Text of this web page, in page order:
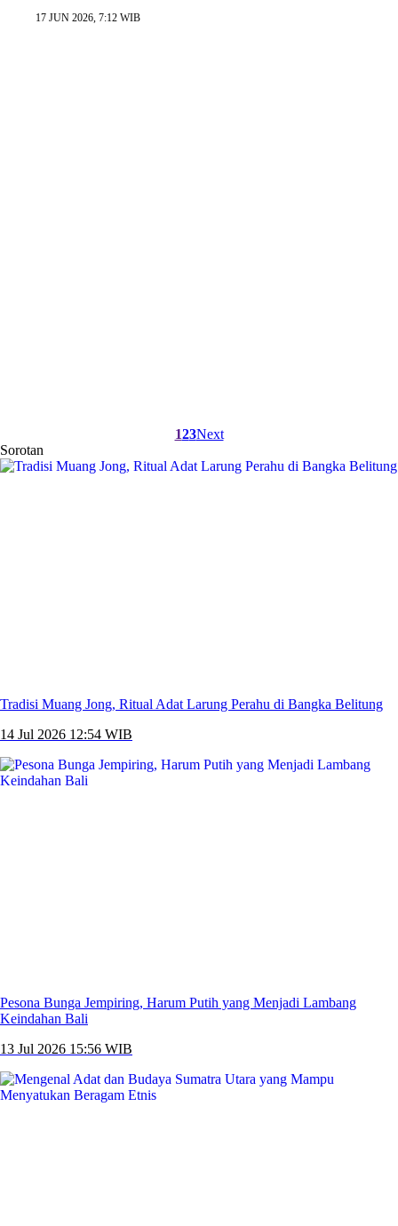
17 JUN 2026, 7:12 WIB
123Next
Sorotan
Tradisi Muang Jong, Ritual Adat Larung Perahu di Bangka Belitung
14 Jul 2026 12:54 WIB
Pesona Bunga Jempiring, Harum Putih yang Menjadi Lambang
Keindahan Bali
13 Jul 2026 15:56 WIB